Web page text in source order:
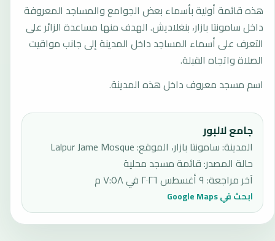
هذه قائمة أولية بأسماء بعض الجوامع والمساجد المعروفة
داخل سامونتا بازار، بنغلاديش. الهدف منها مساعدة الزائر على
التعرف على أسماء المساجد داخل المدينة إلى جانب مواقيت
الصلاة واتجاه القبلة.
اسم مسجد معروف داخل هذه المدينة.
جامع لالبور
المدينة: سامونتا بازار، الموقع: Lalpur Jame Mosque
حالة المصدر:قائمة مسجد محلية
آخر مراجعة: ٩ أغسطس ٢٠٢٦ في ٧:٥٨ م
ابحث في Google Maps